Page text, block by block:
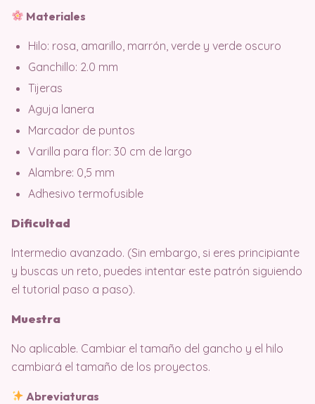
Materiales
Hilo: rosa, amarillo, marrón, verde y verde oscuro
Ganchillo: 2.0 mm
Tijeras
Aguja lanera
Marcador de puntos
Varilla para flor: 30 cm de largo
Alambre: 0,5 mm
Adhesivo termofusible
Dificultad
Intermedio avanzado. (Sin embargo, si eres principiante
y buscas un reto, puedes intentar este patrón siguiendo
el tutorial paso a paso).
Muestra
No aplicable. Cambiar el tamaño del gancho y el hilo
cambiará el tamaño de los proyectos.
Abreviaturas